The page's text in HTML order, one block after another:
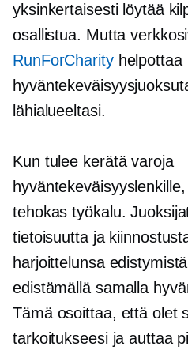
yksinkertaisesti löytää
osallistua. Mutta
RunForCharityhelpottaa
lähialueeltasi.
Kun tulee kerätä varoja
tehokas työkalu.
tietoisuutta ja
harjoittelunsa
edistämällä samalla
Tämä osoittaa, että olet
tarkoitukseesi ja auttaa